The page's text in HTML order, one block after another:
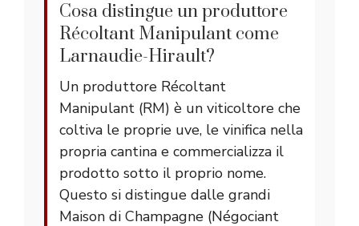
Cosa distingue un produttore
Récoltant Manipulant come
Larnaudie-Hirault?
Un produttore Récoltant
Manipulant (RM) è un viticoltore che
coltiva le proprie uve, le vinifica nella
propria cantina e commercializza il
prodotto sotto il proprio nome.
Questo si distingue dalle grandi
Maison di Champagne (Négociant